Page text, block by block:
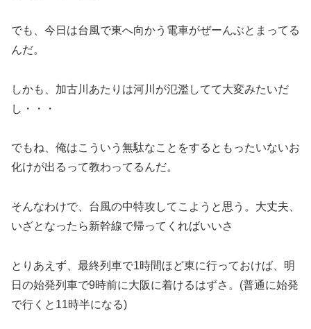
でも、今日は台風で東へ向かう電車がぜーんぶとまってる
んだ。
しかも、加古川あたりは河川が氾濫してて大変みたいだ
し・・・
でもね、俺はこういう無駄なことをするともったいないお
化けが出るって教わってるんだ。
そんなわけで、台風の中特攻してこようと思う。大丈夫、
いざとなったら新幹線で帰ってくればいいさ
とりあえず、最終列車で1時間ほど東に行っておけば、明
日の始発列車で9時前に大阪に着けるはずさ。(普通に始発
で行くと11時半になる)